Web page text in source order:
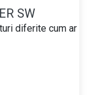
SW
diferite cum ar